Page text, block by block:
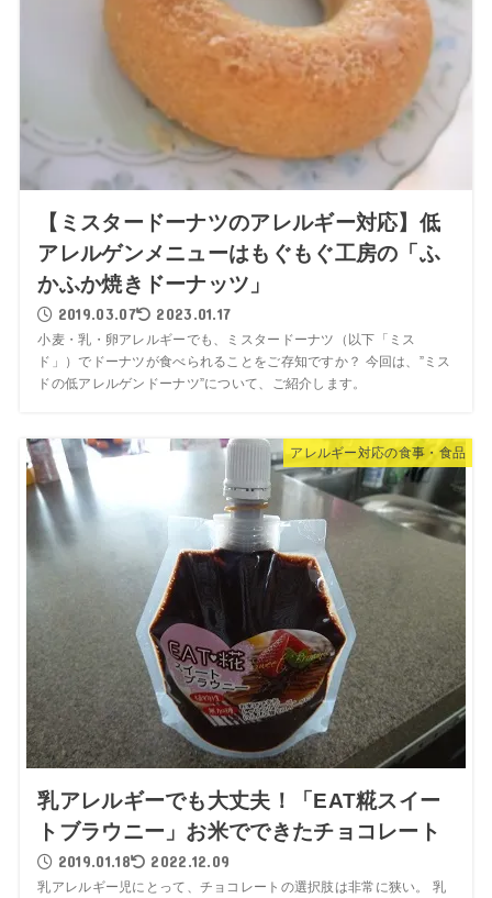
【ミスタードーナツのアレルギー対応】低
アレルゲンメニューはもぐもぐ工房の「ふ
かふか焼きドーナッツ」
2019.03.07 2023.01.17
小麦・乳・卵アレルギーでも、ミスタードーナツ（以下「ミス
ド」）でドーナツが食べられることをご存知ですか？ 今回は、”ミス
ドの低アレルゲンドーナツ”について、ご紹介します。
アレルギー対応の食事・食品
乳アレルギーでも大丈夫！「EAT糀スイー
トブラウニー」お米でできたチョコレート
2019.01.18 2022.12.09
乳アレルギー児にとって、チョコレートの選択肢は非常に狭い。 乳